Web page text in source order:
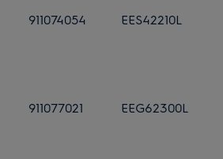
911074054 EES42210L
911077021 EEG62300L